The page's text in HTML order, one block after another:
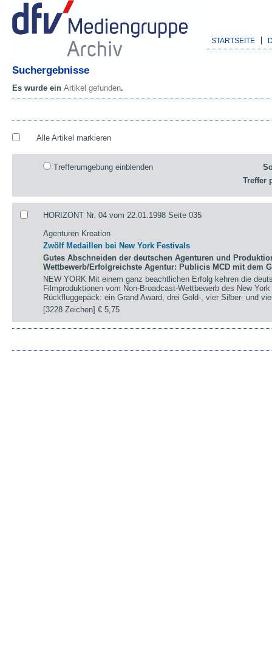
STARTSEITE
Suchergebnisse
Es wurde ein Artikel gefunden.
Alle Artikel markieren
Trefferumgebung einblenden
Treffer
HORIZONT Nr. 04 vom 22.01.1998 Seite 035
Agenturen Kreation
Zwölf Medaillen bei New York Festivals
Gutes Abschneiden der deutschen Agenturen und
Wettbewerb/Erfolgreichste Agentur: Publicis MCD mit dem
NEW YORK Mit einem ganz beachtlichen Erfolg kehren die
Filmproduktionen vom Non-Broadcast-Wettbewerb des New
Rückfluggepäck: ein Grand Award, drei Gold-, vier Silber- und
[3228 Zeichen]€ 5,75